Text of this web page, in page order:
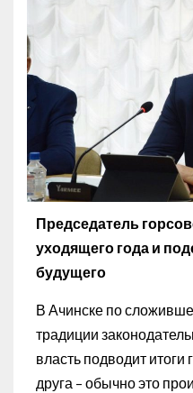
Председатель
уходящего года и
будущего
В Ачинске по
традиции
власть подводит итоги
друга – обычно это